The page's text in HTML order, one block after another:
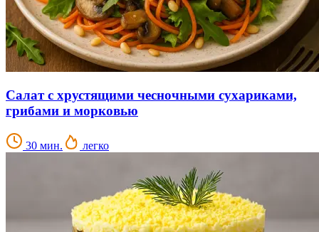
Салат с хрустящими чесночными сухариками,
грибами и морковью
30 мин. легко